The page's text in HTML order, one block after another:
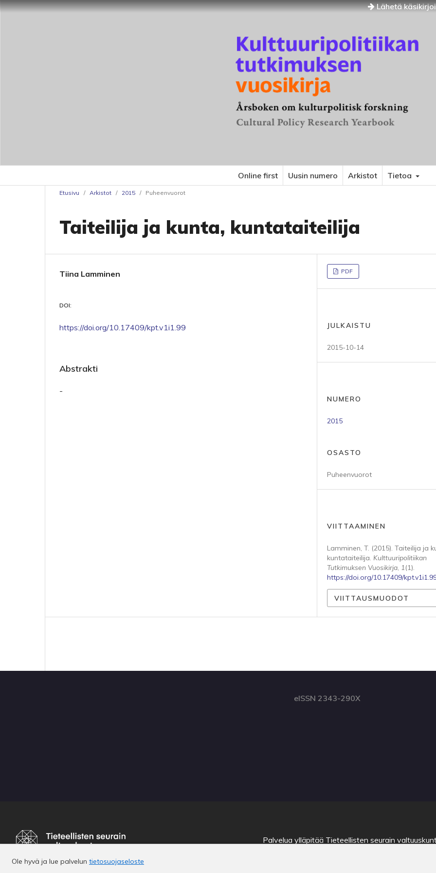
Lähetä
Online first Uusin numero Arkistot Tietoa
Etusivu / Arkistot / 2015 / Puheenvuorot
Taiteilija ja kunta, kuntataiteilija
Tiina Lamminen
DOI:
https://doi.org/10.17409/kpt.v1i1.99
Abstrakti
-
PDF
JULKAISTU
2015-10-14
NUMERO
2015
OSASTO
Puheenvuorot
VIITTAAMINEN
Lamminen, T. (2015). Taiteilija ja
kuntataiteilija. Kulttuuripolitiikan
Tutkimuksen Vuosikirja, 1(1).
https://doi.org/10.17409/
VIITTAUSMUODOT
eISSN 2343-290X
Ole hyvä ja lue palvelun tietosuojaseloste
Palvelua ylläpitää Tieteellisten seurain